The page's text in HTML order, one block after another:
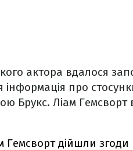
актора вдалося
інформація про
Брукс. Ліам
Гемсворт дійшли